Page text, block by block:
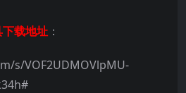
载地址 ：
s/VOF2UDMOVlpMU-